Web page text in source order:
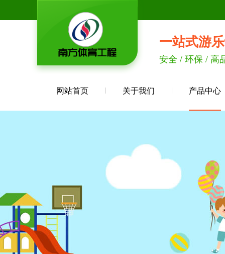
一站式游
安全 / 环保 / 高
网站首页 关于我们 产品中心